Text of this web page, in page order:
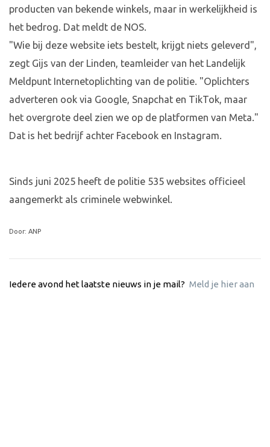
producten van bekende winkels, maar in werkelijkheid is
het bedrog. Dat meldt de NOS.
"Wie bij deze website iets bestelt, krijgt niets geleverd",
zegt Gijs van der Linden, teamleider van het Landelijk
Meldpunt Internetoplichting van de politie. "Oplichters
adverteren ook via Google, Snapchat en TikTok, maar
het overgrote deel zien we op de platformen van Meta."
Dat is het bedrijf achter Facebook en Instagram.
Sinds juni 2025 heeft de politie 535 websites officieel
aangemerkt als criminele webwinkel.
Door: ANP
Iedere avond het laatste nieuws in je mail? Meld je hier aan